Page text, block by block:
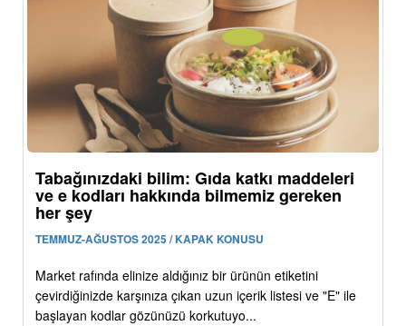
Tabağınızdaki bilim: Gıda katkı maddeleri
ve e kodları hakkında bilmemiz gereken
her şey
TEMMUZ-AĞUSTOS 2025 / KAPAK KONUSU
Market rafında elinize aldığınız bir ürünün etiketini
çevirdiğinizde karşınıza çıkan uzun içerik listesi ve "E" ile
başlayan kodlar gözünüzü korkutuyo...